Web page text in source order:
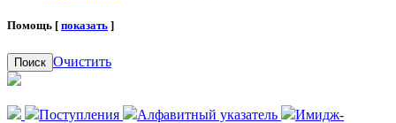
Помощь [ показать ]
Поиск Очистить
Поступления Алфавитный указатель
Имидж-